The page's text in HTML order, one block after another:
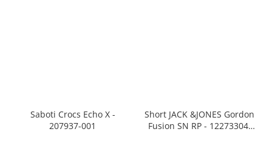
Saboti Crocs Echo X -
207937-001
Short JACK &JONES Gordon
Fusion SN RP - 12273304-